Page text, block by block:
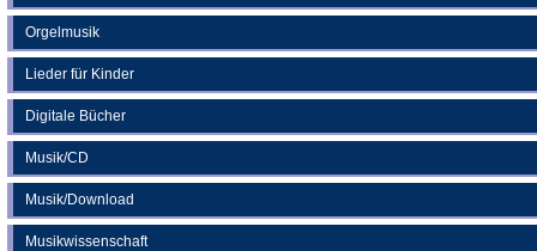
Orgelmusik
Lieder für Kinder
Digitale Bücher
Musik/CD
Musik/Download
Musikwissenschaft